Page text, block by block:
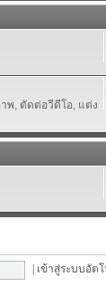
พ, ตัดต่อวีดีโอ, แต่ง
เข้าสู่ระบบอัต